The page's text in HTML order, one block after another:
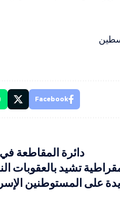
Facebook
دائرة المقاطعة
تشيد بالعقوبات
على المستوطنين